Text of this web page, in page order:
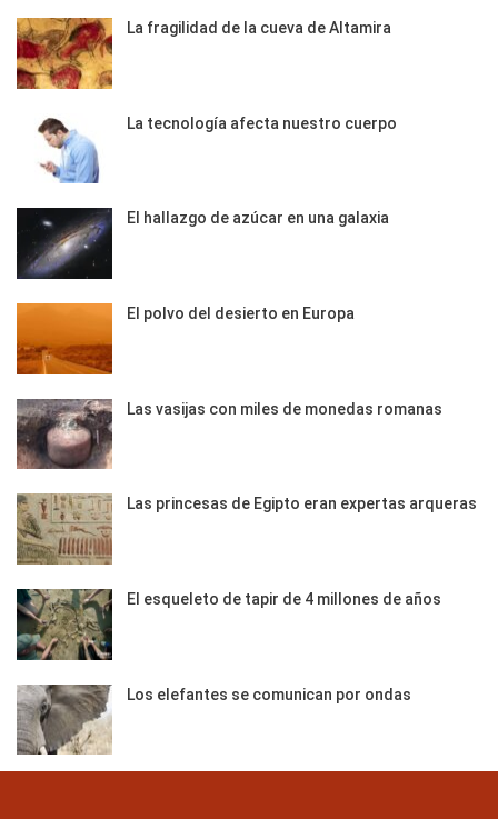
La fragilidad de la cueva de Altamira
La tecnología afecta nuestro cuerpo
El hallazgo de azúcar en una galaxia
El polvo del desierto en Europa
Las vasijas con miles de monedas romanas
Las princesas de Egipto eran expertas arqueras
El esqueleto de tapir de 4 millones de años
Los elefantes se comunican por ondas